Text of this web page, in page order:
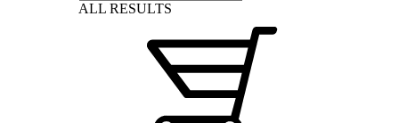
ALL RESULTS